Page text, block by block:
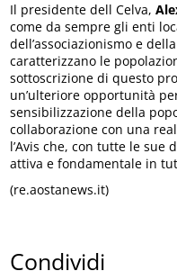
Il presidente dell Celva,
come da sempre gli enti
dell’associazionismo e
caratterizzano le
sottoscrizione di questo
un’ulteriore opportunità
sensibilizzazione della
collaborazione con una
l’Avis che, con tutte le sue
attiva e fondamentale in
(re.aostanews.it)
Condividi